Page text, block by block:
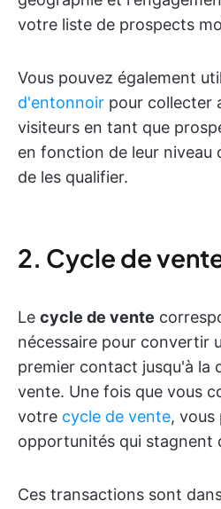
votre liste de prospects
Vous pouvez également
d'entonnoir pour collecter
visiteurs en tant que
en fonction de leur niveau
de les qualifier.
2. Cycle de
Le cycle de vente
nécessaire pour convertir
premier contact jusqu'à la
vente. Une fois que vous
votre cycle de vente, vous
opportunités qui stagnent
Ces transactions sont